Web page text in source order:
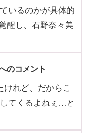
いるのかが具体的
醒し、石野奈々美
のコメント
れど、だからこ
てくるよねぇ…と